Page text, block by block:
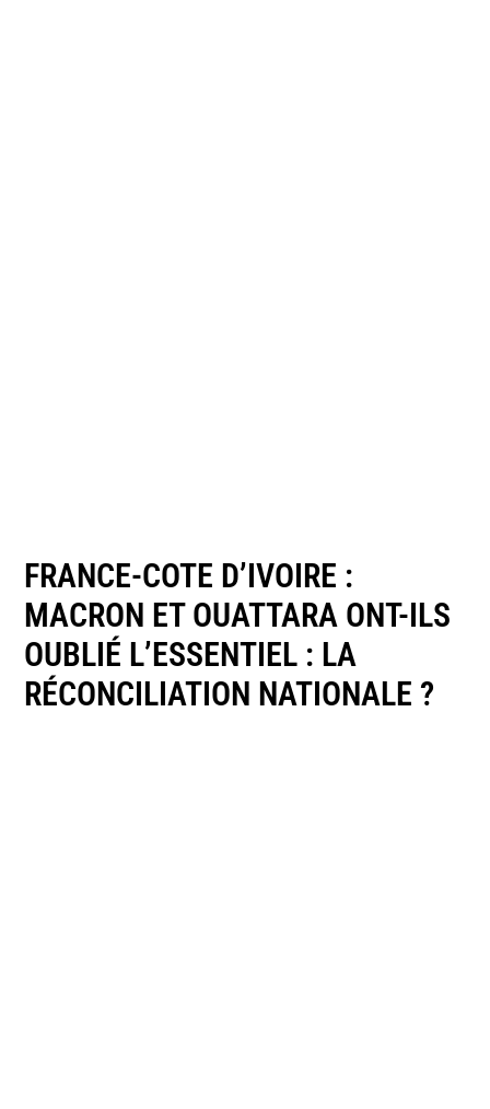
FRANCE-COTE D’IVOIRE :
MACRON ET OUATTARA ONT-ILS
OUBLIÉ L’ESSENTIEL : LA
RÉCONCILIATION NATIONALE ?